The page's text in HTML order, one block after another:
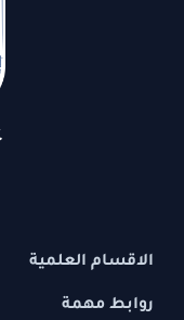
الاقسام العلمية
روابط مهمة